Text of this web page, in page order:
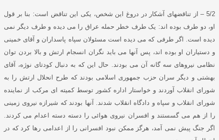
5/2
– از تناقضهای آشکار در دروغ این شخص، یکی این تناقض است: بنا بر قول
او، دو طرف بوده اند : یک طرف خطر حمله عراق را می دیده و طرف دیگر نمی
دیده است
اگر طرفی که می دیده است مسئولان سپاه پاسداران و آقای خمینی
و دستیاران او بوده اند، پس آنها می باید نگران انسجام ارتش و بالا بردن توان
نظامی نیروهای سه گانه آن می بودند
حال این که به دنبال کودتای نوژه، آقای
بهشتی و دیگر سران حزب جمهوری اسلامی بودند که طرح انحلال ارتش را به
شورای انقلاب آوردند و خواستار اداره کشور توسط کمیته ای مرکب از نماینده
شورای انقلاب و سپاه و دادگاه انقلاب شدند
آنها بودند که شیرازه نیروی زمینی
را از هم می گسستند و افسران نیروی هوائی را دسته دسته اعدام می کردند
اگر جنگ پیش نمی آمد، هرگز ممکن نبود افسرانی را از اعدامی رها کرد که در